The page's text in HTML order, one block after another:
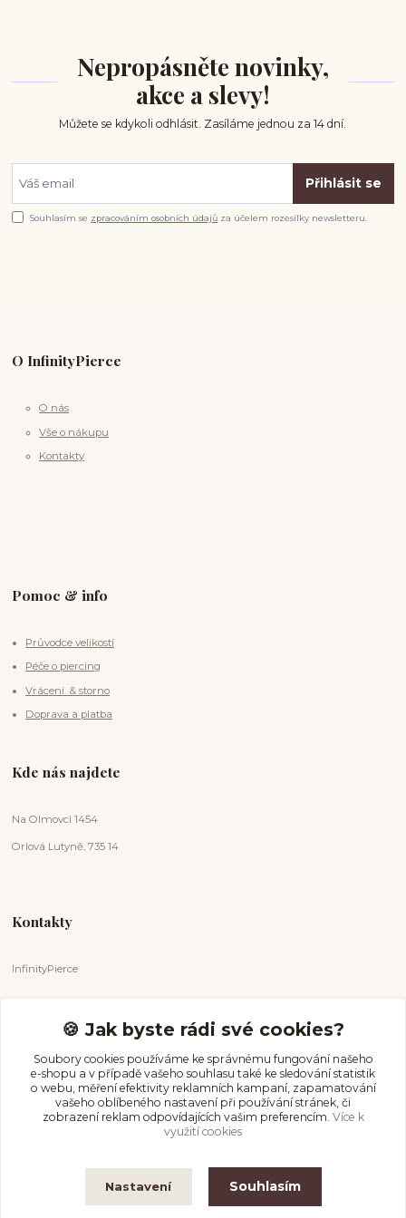
Nepropásněte novinky,
akce a slevy!
Můžete se kdykoli odhlásit. Zasíláme jednou za 14 dní.
Přihlásit se
Souhlasím se zpracováním osobních údajů za účelem rozesílky newsletteru.
O InfinityPierce
O nás
Vše o nákupu
Kontakty
Pomoc & info
Průvodce velikostí
Péče o piercing
Vrácení & storno
Doprava a platba
Kde nás najdete
Na Olmovci 1454
Orlová Lutyně, 735 14
Kontakty
InfinityPierce
+420 731 681 038
(Po-Ne, 9-18 hod.)
info@infinitypierce.cz
🍪 Jak byste rádi své cookies?
Soubory cookies používáme ke správnému fungování našeho
e-shopu a v případě vašeho souhlasu také ke sledování statistik
o webu, měření efektivity reklamních kampaní, zapamatování
vašeho oblíbeného nastavení při používání stránek, či
zobrazení reklam odpovídajících vašim preferencím. Více k
využití cookies
Nastavení Souhlasím